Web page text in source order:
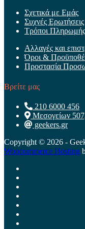
Σχετικά με Εμάς
Συχνές Ερωτήσεις
Τρόποι
Αλλαγές και
Όροι &
Προστασία
Βρείτε μας
210 6000 456
Μεσογείων
geekers.gr
Copyright © 2026 -
Woocommerce Hosting